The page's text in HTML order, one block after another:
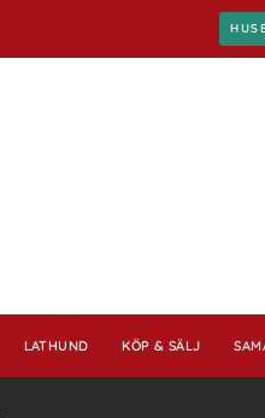
LATHUND KÖP & SÄLJ